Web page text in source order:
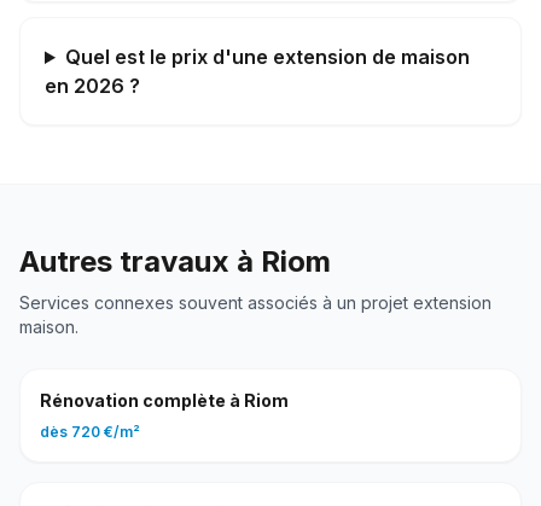
Quel est le prix d'une extension de maison
en 2026 ?
Autres travaux à Riom
Services connexes souvent associés à un projet extension
maison.
Rénovation complète à Riom
dès 720 €/m²